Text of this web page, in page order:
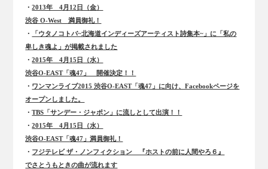
・2013年 4月12日（金）
渋谷 O-West 満員御礼！
・
「ウタノコトバ~北海道インディーズアーティスト詩集本~」に「私の
卑しき魂よ」が掲載されました
・2015年 4月15日（水）
渋谷O-EAST「魂47」 開催決定！！
・ ワンマンライブ2015 渋谷O-EAST「魂47」に向け、Facebookページを
オープンしました。
・TBS「サンデー・ジャポン」に流しとして出演！！
・2015年 4月15日（水）
渋谷O-EAST「魂47」満員御礼！
・ フジテレビ ザ・ノンフィクション 『ホストの前に人間やろ６』
でさとうもときの曲が流れます